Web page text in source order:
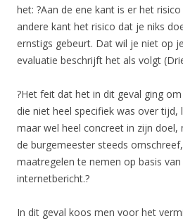
het: ?Aan de ene kant is er het
andere kant het risico dat je niks
ernstigs gebeurt. Dat wil je niet op
evaluatie beschrijft het als volgt
?Het feit dat het in dit geval ging
die niet heel specifiek was over tijd,
maar wel heel concreet in zijn
de burgemeester steeds
maatregelen te nemen op basis
internetbericht.?
In dit geval koos men voor het